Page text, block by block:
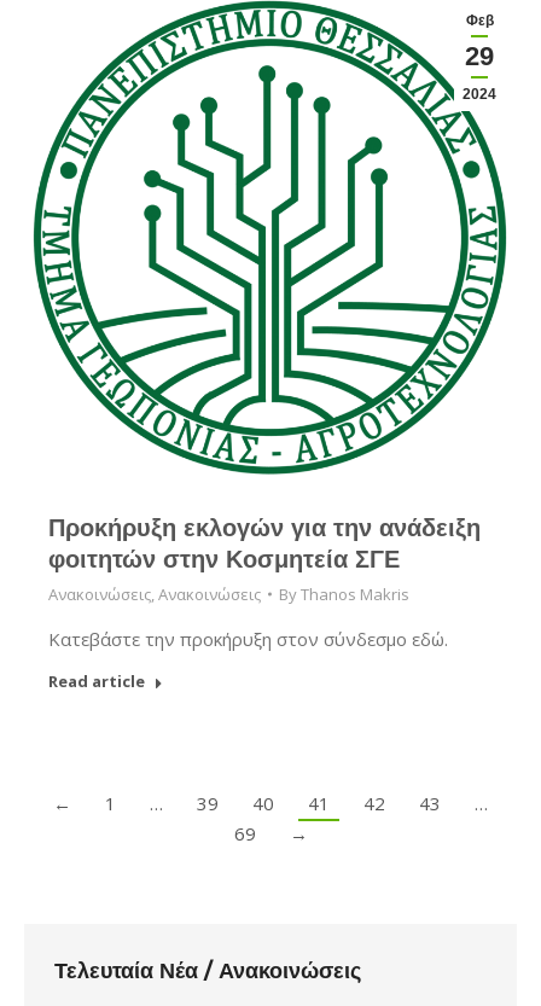
Φεβ
29
2024
Προκήρυξη εκλογών για την ανάδειξη
φοιτητών στην Κοσμητεία ΣΓΕ
Ανακοινώσεις,Ανακοινώσεις ByThanos Makris
Κατεβάστε την προκήρυξη στον σύνδεσμο εδώ.
Read article
← 1 … 39 40 41 42 43
…
69
→
Τελευταία Νέα / Ανακοινώσεις